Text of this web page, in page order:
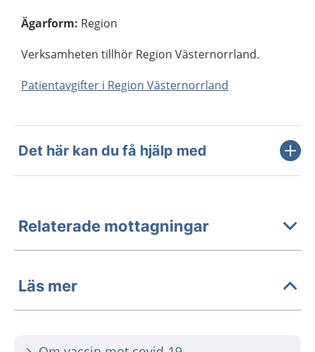
Ägarform: Region
Verksamheten tillhör Region Västernorrland.
Patientavgifter i Region Västernorrland
Det här kan du få hjälp med
Relaterade mottagningar
Läs mer